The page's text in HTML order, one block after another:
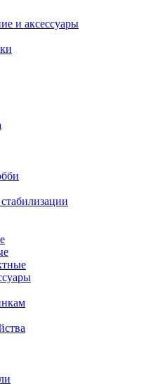
и аксессуары